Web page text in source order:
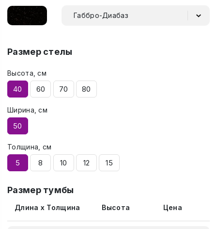
Габбро-Диабаз
Размер стелы
Высота, см
40 60 70 80
Ширина, см
50
Толщина, см
5 8 10 12 15
Размер тумбы
Длина x Толщина Высота Цена